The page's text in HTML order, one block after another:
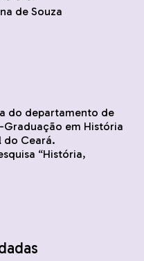
de Souza
do departamento de
Graduação em História
do Ceará.
“História,